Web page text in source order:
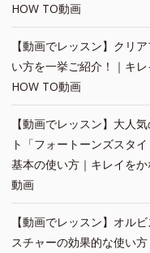
HOW TO動画
【動画でレッスン】クリ
い方を一挙ご紹介！｜キ
HOW TO動画
【動画でレッスン】大人
ト「フォートーンズスタ
基本の使い方｜キレイを
動画
【動画でレッスン】オル
スチャーの効果的な使い